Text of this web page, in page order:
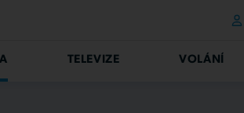
TELEVIZE VOLÁNÍ